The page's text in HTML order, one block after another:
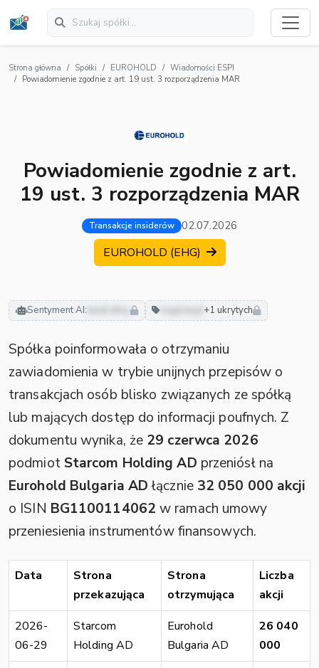
Strona główna Spółki EUROHOLD
Wiadomości ESPI
Powiadomienie zgodnie z art. 19 ust. 3 rozporządzenia MAR
Powiadomienie zgodnie z art.
19 ust. 3 rozporządzenia MAR
Transakcje insiderów 02.07.2026
EUROHOLD (EHG)
Sentyment AI: neutralny +1 ukrytych
Spółka poinformowała o otrzymaniu
zawiadomienia w trybie unijnych przepisów o
transakcjach osób blisko związanych ze spółką
lub mających dostęp do informacji poufnych. Z
dokumentu wynika, że 29 czerwca 2026
podmiotStarcom Holding AD przeniósł na
Eurohold Bulgaria ADłącznie 32 050 000 akcji
o ISIN BG1100114062 w ramach umowy
przeniesienia instrumentów finansowych.
Data
Strona
przekazująca
Strona
otrzymująca
Liczba
akcji
2026-
06-29
Starcom
Holding AD
Eurohold
Bulgaria AD
26 040
000